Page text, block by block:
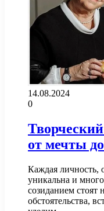
14.08.2024
0
от мечты
Каждая личность,
уникальна и
созиданием стоят
обстоятельства,